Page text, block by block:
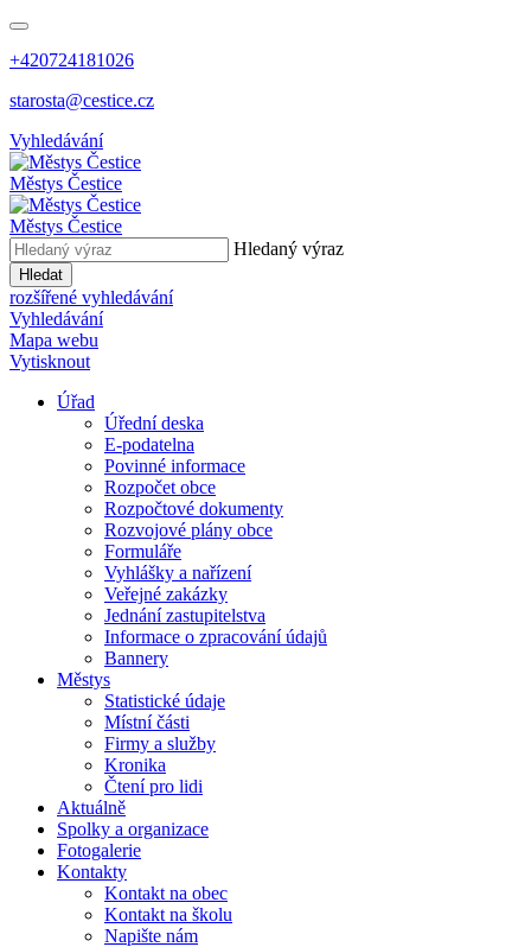
+420724181026
starosta@cestice.cz
Vyhledávání
Městys Čestice
Městys Čestice
Hledaný výraz
Hledat
rozšířené vyhledávání
Vyhledávání
Mapa webu
Vytisknout
Úřad
Úřední deska
E-podatelna
Povinné informace
Rozpočet obce
Rozpočtové dokumenty
Rozvojové plány obce
Formuláře
Vyhlášky a nařízení
Veřejné zakázky
Jednání zastupitelstva
Informace o zpracování údajů
Bannery
Městys
Statistické údaje
Místní části
Firmy a služby
Kronika
Čtení pro lidi
Aktuálně
Spolky a organizace
Fotogalerie
Kontakty
Kontakt na obec
Kontakt na školu
Napište nám